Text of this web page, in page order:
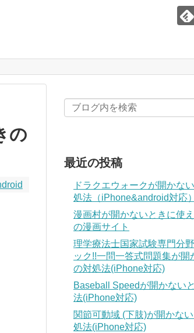
の
最近の投稿
ドラクエウォークが開かな
処法（iPhone&android対応）
漫画村が開かないときに使
の漫画サイト
理学療法士国家試験専門分
ック!!一問一答式問題集が開
の対処法(iPhone対応)
Baseball Speedが開かない
法(iPhone対応)
関節可動域 (下肢)が開かな
処法(iPhone対応)